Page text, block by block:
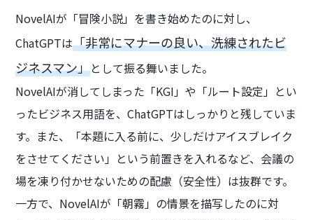
NovelAIが「冒険小説」を書き始めたのに対し、
ChatGPTは「非常にマナーの良い、洗練されたビ
ジネスマン」として振る舞いました。
NovelAIが消してしまった「KGI」や「ルート設定」とい
ったビジネス用語を、ChatGPTはしっかりと残していま
す。また、「本題に入る前に、少しだけアイスブレイク
をさせてください」という前置きを入れるなど、会議の
場を凍り付かせないための配慮（安全性）は抜群です。
一方で、NovelAIが「朝霧」の情景を描写したのに対